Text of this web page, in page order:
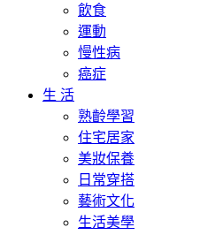
飲食
運動
慢性病
癌症
生 活
熟齡學習
住宅居家
美妝保養
日常穿搭
藝術文化
生活美學